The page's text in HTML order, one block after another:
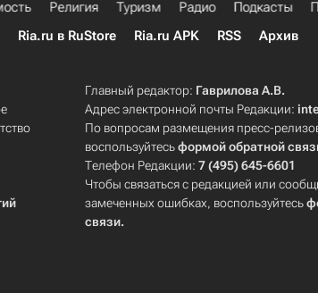
Религия Туризм Радио Подкасты
Ria.ru в RuStore Ria.ru APK RSS Архив
Главный редактор: Гаврилова А.В.
Адрес электронной почты Редакции:
По вопросам размещения пресс-
воспользуйтесьформой обратной
Телефон Редакции:7 (495) 645-6601
Чтобы связаться с редакцией или
замеченных ошибках, воспользуйтесь
связи.